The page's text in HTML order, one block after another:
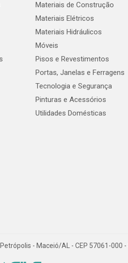
Materiais de Construção
Materiais Elétricos
Materiais Hidráulicos
Móveis
Pisos e Revestimentos
Portas, Janelas e Ferragens
Tecnologia e Segurança
Pinturas e Acessórios
Utilidades Domésticas
- Maceió/AL - CEP 57061-000